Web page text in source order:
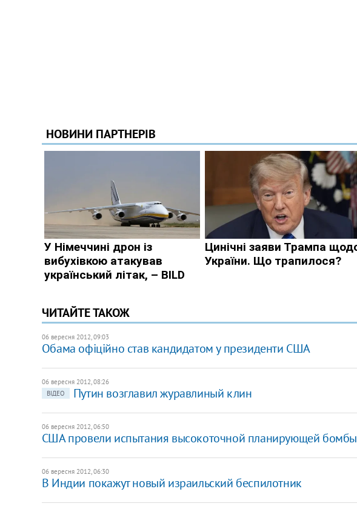
ЧИТАЙТЕ ТАКОЖ
06 вересня 2012, 09:03
Обама офіційно став кандидатом у президенти США
06 вересня 2012, 08:26
ВІДЕО
Путин возглавил журавлиный клин
06 вересня 2012, 06:50
США провели испытания высокоточной планирующей бомбы
06 вересня 2012, 06:30
В Индии покажут новый израильский беспилотник